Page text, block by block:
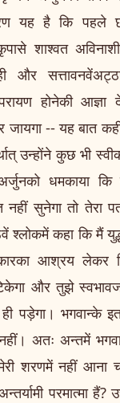
यह है कि पहले
शाश्वत
और
होनेकी आज्ञा
जायगा -- यह बात
उन्होंने कुछ भी
धमकाया
नहीं सुनेगा तो तेरा
कहा कि मैं
आश्रय लेकर
और तुझे
पड़ेगा। भगवान्के
अतः अन्तमें
शरणमें नहीं आना
परमात्मा